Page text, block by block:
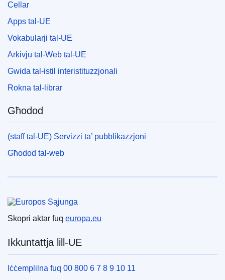
Cellar
Apps tal-UE
Vokabularji tal-UE
Arkivju tal-Web tal-UE
Gwida tal-istil interistituzzjonali
Rokna tal-librar
Għodod
(staff tal-UE) Servizzi ta’ pubblikazzjoni
Għodod tal-web
Unjoni Ewropea
Skopri aktar fuq europa.eu
Ikkuntattja lill-UE
Iċċemplilna fuq 00 800 6 7 8 9 10 11